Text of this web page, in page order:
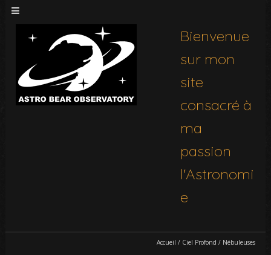
Bienvenue
sur mon
site
consacré à
ma
passion
l'Astronomi
e
Accueil / Ciel Profond / Nébuleuses